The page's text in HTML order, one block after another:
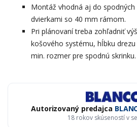
Montáž vhodná aj do
dvierkami so 40 mm rámom.
Pri plánovaní treba zohľadniť
košového systému, hĺbku
min. rozmer pre spodnú skrinku.
Autorizovaný predajca
18 rokov skúseností v